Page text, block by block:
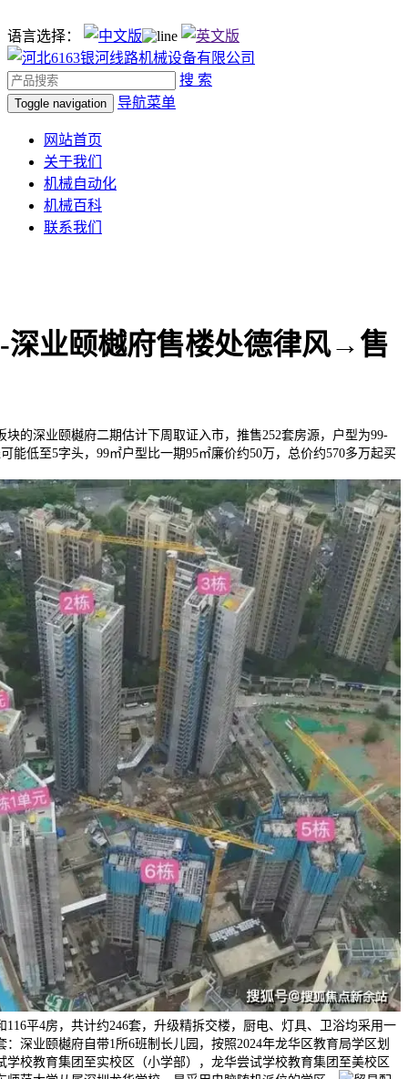
语言选择：
搜 索
Toggle navigation 导航菜单
网站首页
关于我们
机械自动化
机械百科
联系我们
深业颐樾府售楼处德律风→售
深业颐樾府二期估计下周取证入市，推售252套房源，户型为99-
能低至5字头，99㎡户型比一期95㎡廉价约50万，总价约570多万起买
116平4房，共计约246套，升级精拆交楼，厨电、灯具、卫浴均采用一
深业颐樾府自带1所6班制长儿园，按照2024年龙华区教育局学区划
学校教育集团至实校区（小学部），龙华尝试学校教育集团至美校区